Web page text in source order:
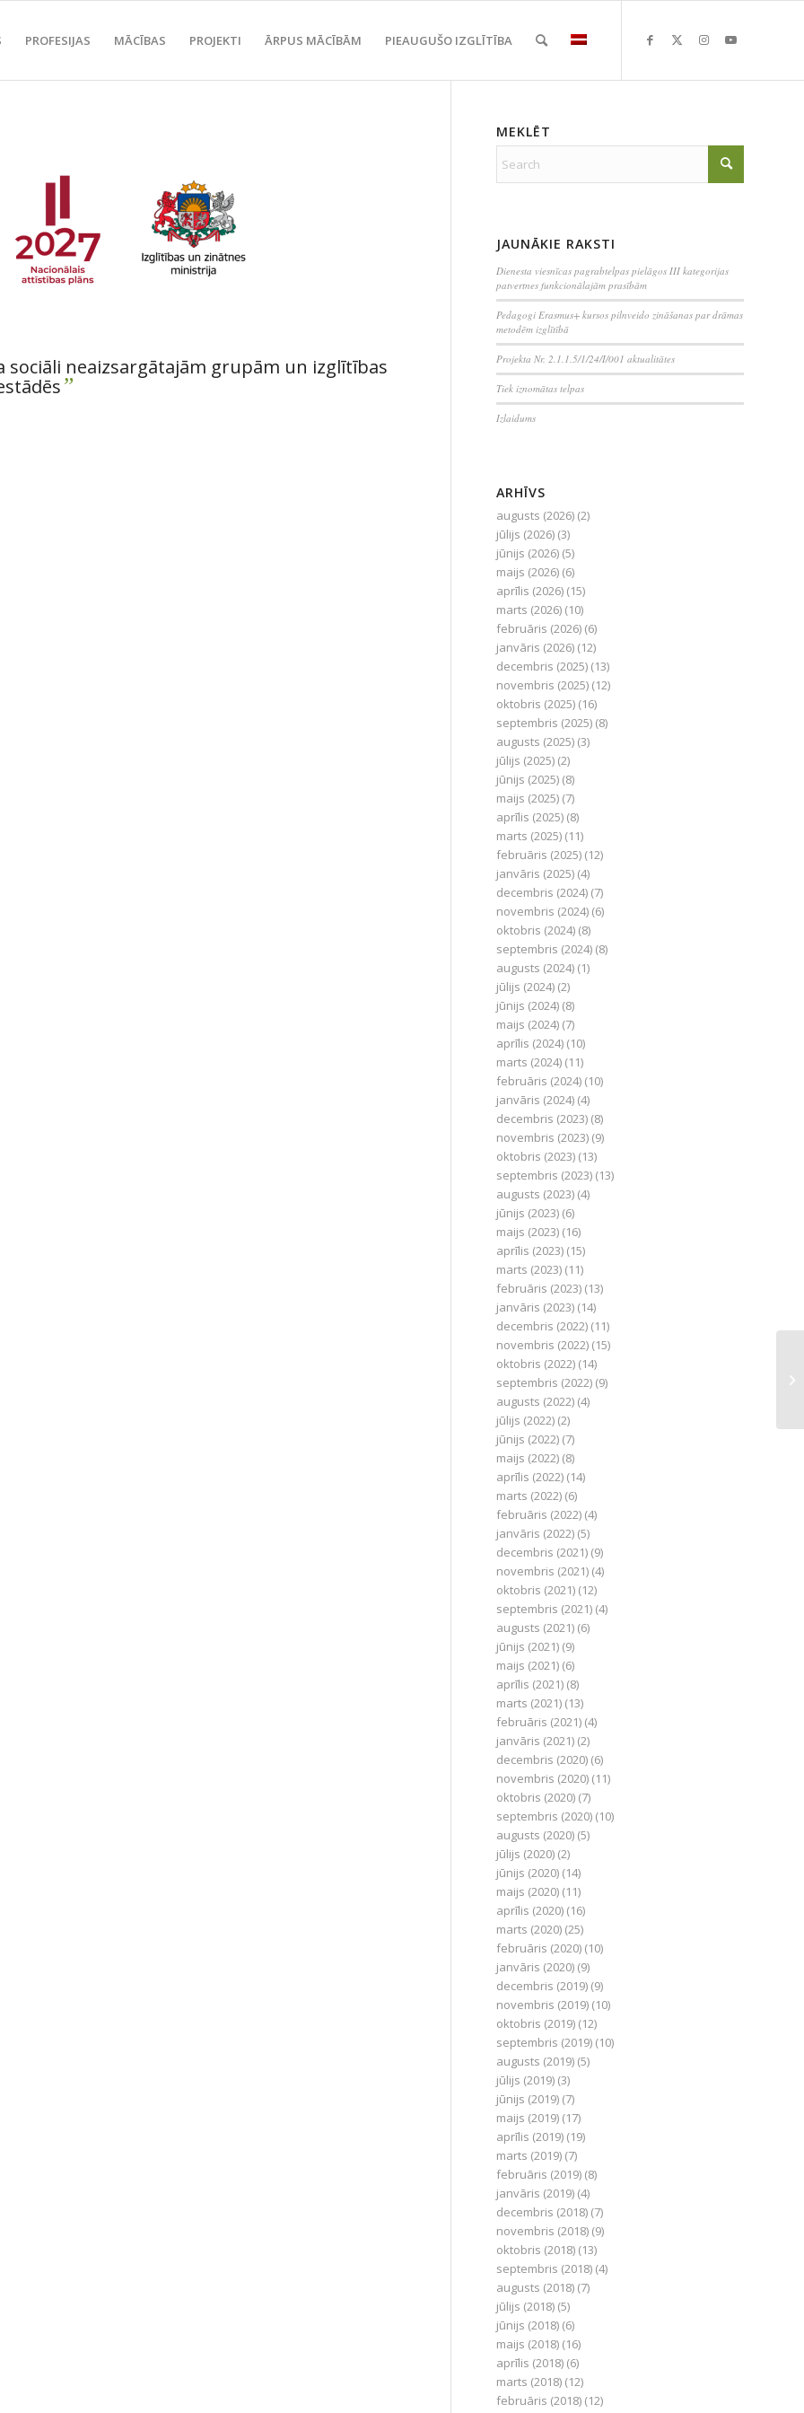
PROFESIJAS MĀCĪBAS PROJEKTI ĀRPUS MĀCĪBĀM PIEAUGUŠO IZGLĪTĪBA
sociāli neaizsargātajām grupām un izglītības
”
MEKLĒT
JAUNĀKIE RAKSTI
Dienesta viesnīcas pagrabtelpas pielāgos III kategorijas
patvertnes funkcionālajām prasībām
Pedagogi Erasmus+ kursos pilnveido zināšanas par drāmas
metodēm izglītībā
Projekta Nr. 2.1.1.5/1/24/I/001 aktualitātes
Tiek iznomātas telpas
Izlaidums
ARHĪVS
augusts (2026) (2)
jūlijs (2026) (3)
jūnijs (2026) (5)
maijs (2026) (6)
aprīlis (2026) (15)
marts (2026) (10)
februāris (2026) (6)
janvāris (2026) (12)
decembris (2025) (13)
novembris (2025) (12)
oktobris (2025) (16)
septembris (2025) (8)
augusts (2025) (3)
jūlijs (2025) (2)
jūnijs (2025) (8)
maijs (2025) (7)
aprīlis (2025) (8)
marts (2025) (11)
februāris (2025) (12)
janvāris (2025) (4)
decembris (2024) (7)
novembris (2024) (6)
oktobris (2024) (8)
septembris (2024) (8)
augusts (2024) (1)
jūlijs (2024) (2)
jūnijs (2024) (8)
maijs (2024) (7)
aprīlis (2024) (10)
marts (2024) (11)
februāris (2024) (10)
janvāris (2024) (4)
decembris (2023) (8)
novembris (2023) (9)
oktobris (2023) (13)
septembris (2023) (13)
augusts (2023) (4)
jūnijs (2023) (6)
maijs (2023) (16)
aprīlis (2023) (15)
marts (2023) (11)
februāris (2023) (13)
janvāris (2023) (14)
decembris (2022) (11)
novembris (2022) (15)
oktobris (2022) (14)
septembris (2022) (9)
augusts (2022) (4)
jūlijs (2022) (2)
jūnijs (2022) (7)
maijs (2022) (8)
aprīlis (2022) (14)
marts (2022) (6)
februāris (2022) (4)
janvāris (2022) (5)
decembris (2021) (9)
novembris (2021) (4)
oktobris (2021) (12)
septembris (2021) (4)
augusts (2021) (6)
jūnijs (2021) (9)
maijs (2021) (6)
aprīlis (2021) (8)
marts (2021) (13)
februāris (2021) (4)
janvāris (2021) (2)
decembris (2020) (6)
novembris (2020) (11)
oktobris (2020) (7)
septembris (2020) (10)
augusts (2020) (5)
jūlijs (2020) (2)
jūnijs (2020) (14)
maijs (2020) (11)
aprīlis (2020) (16)
marts (2020) (25)
februāris (2020) (10)
janvāris (2020) (9)
decembris (2019) (9)
novembris (2019) (10)
oktobris (2019) (12)
septembris (2019) (10)
augusts (2019) (5)
jūlijs (2019) (3)
jūnijs (2019) (7)
maijs (2019) (17)
aprīlis (2019) (19)
marts (2019) (7)
februāris (2019) (8)
janvāris (2019) (4)
decembris (2018) (7)
novembris (2018) (9)
oktobris (2018) (13)
septembris (2018) (4)
augusts (2018) (7)
jūlijs (2018) (5)
jūnijs (2018) (6)
maijs (2018) (16)
aprīlis (2018) (6)
marts (2018) (12)
februāris (2018) (12)